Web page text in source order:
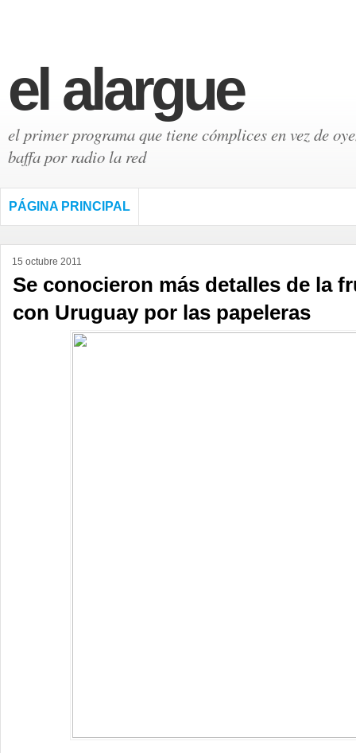
el alargue
el primer programa que tiene cómplices en vez de
baffa por radio la red
PÁGINA PRINCIPAL
15 octubre 2011
Se conocieron más detalles de la
con Uruguay por las papeleras